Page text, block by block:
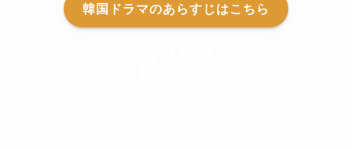
韓国ドラマのあらすじはこちら